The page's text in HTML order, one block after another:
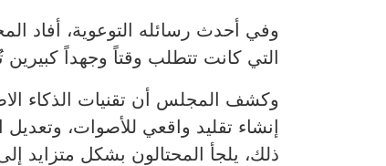
وفي أحدث رسائله التوعوية، أفاد
التي كانت تتطلب وقتاً وجهداً
وكشف المجلس أن تقنيات الذكاء
إنشاء تقليد واقعي للأصوات،
ذلك، يلجأ المحتالون بشكل متزايد